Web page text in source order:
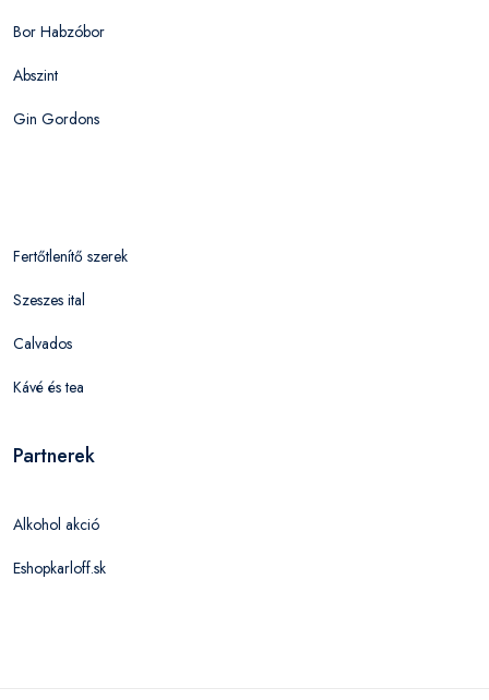
Bor Habzóbor
Abszint
Gin Gordons
Fertőtlenítő szerek
Szeszes ital
Calvados
Kávé és tea
Partnerek
Alkohol akció
Eshopkarloff.sk